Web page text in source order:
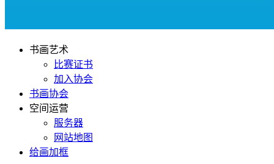
书画艺术
比赛证书
加入协会
书画协会
空间运营
服务器
网站地图
给画加框